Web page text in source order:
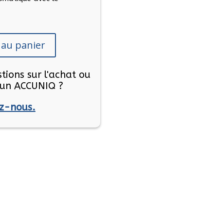
panier
sur l'achat ou
ACCUNIQ ?
nous.